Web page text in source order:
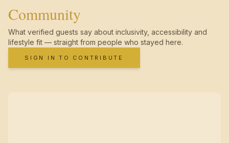
Community
What verified guests say about inclusivity, accessibility and
lifestyle fit — straight from people who stayed here.
SIGN IN TO CONTRIBUTE